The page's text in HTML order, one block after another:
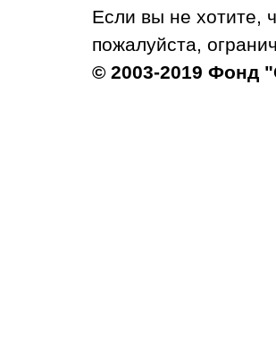
Если вы не хотите,
пожалуйста,
© 2003-2019 Фонд